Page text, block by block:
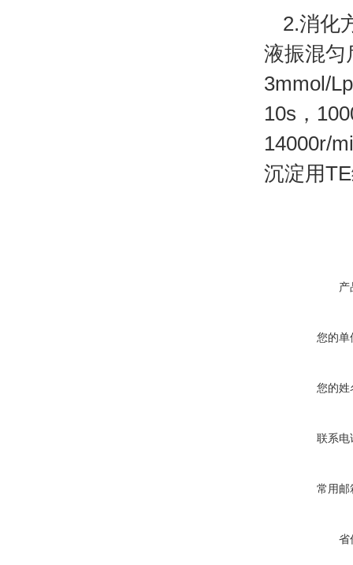
2.消化
液振混匀
3mmol/
10s，
14000r/
沉淀用
产
您的单
您的姓
联系电
常用邮
省